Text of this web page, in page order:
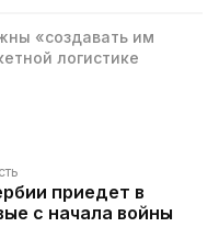
«создавать им
логистике
приедет в
с начала войны